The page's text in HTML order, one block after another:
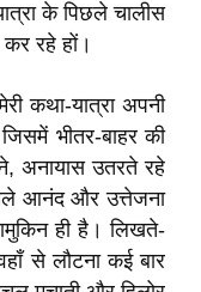
के पिछले चालीस
रहे हों।
कथा-यात्रा अपनी
भीतर-बाहर की
अनायास उतरते रहे
आनंद और उत्तेजना
ही है। लिखते-
से लौटना कई बार